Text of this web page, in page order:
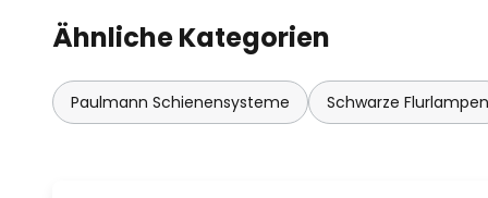
Ähnliche Kategorien
Paulmann Schienensysteme Schwarze Flurlampen